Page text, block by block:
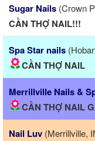
Sugar Nails (Crown
CẦN THỢ NAIL!!!
Spa Star nails
CẦN THỢ NAIL
Merrillville Nails &
CẦN THỢ NAIL
Nail Luv (Merrillville,